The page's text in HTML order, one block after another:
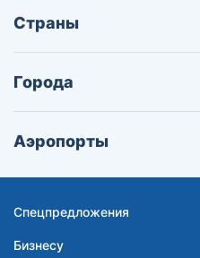
Страны
Города
Аэропорты
Спецпредложения
Бизнесу